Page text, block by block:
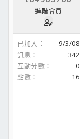
進階會員
已加入
9/3/08
訊息
342
互動分數
0
點數
16